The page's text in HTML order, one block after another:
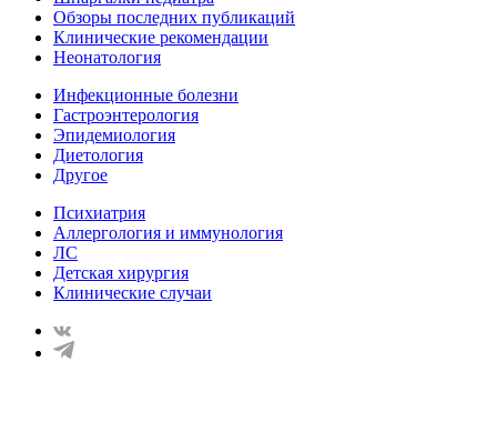
Обзоры последних публикаций
Клинические рекомендации
Неонатология
Инфекционные болезни
Гастроэнтерология
Эпидемиология
Диетология
Другое
Психиатрия
Аллергология и иммунология
ЛС
Детская хирургия
Клинические случаи